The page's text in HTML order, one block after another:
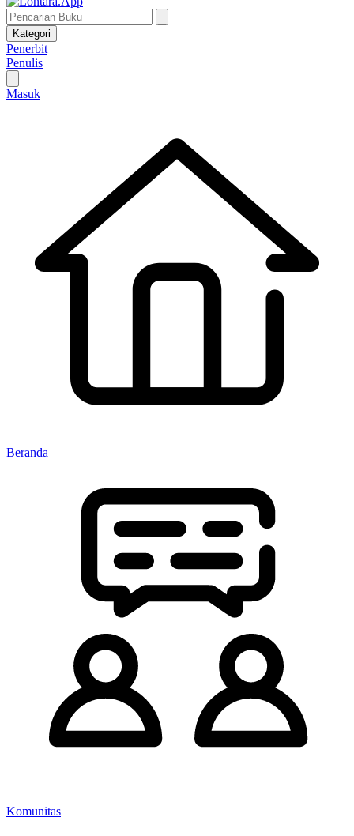
Kategori
Penerbit
Penulis
Masuk
Beranda
Komunitas